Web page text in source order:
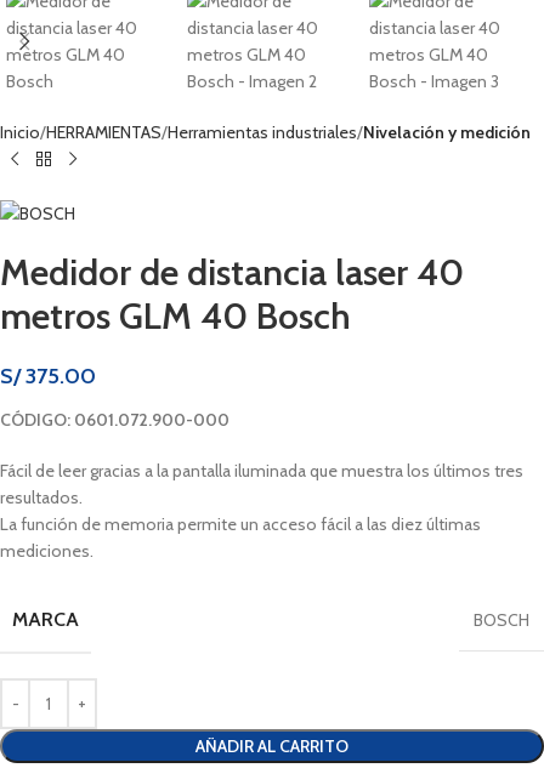
Inicio HERRAMIENTAS Herramientas industriales Nivelación y medición
Medidor de distancia laser 40
metros GLM 40 Bosch
S/375.00
CÓDIGO: 0601.072.900-000
Fácil de leer gracias a la pantalla iluminada que muestra los últimos tres
resultados.
La función de memoria permite un acceso fácil a las diez últimas
mediciones.
MARCA BOSCH
AÑADIR AL CARRITO